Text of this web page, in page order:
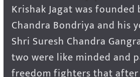
Krishak Jagat was founded
Chandra Bondriya and his
Shri Suresh Chandra
two were like minded and
freedom fighters that